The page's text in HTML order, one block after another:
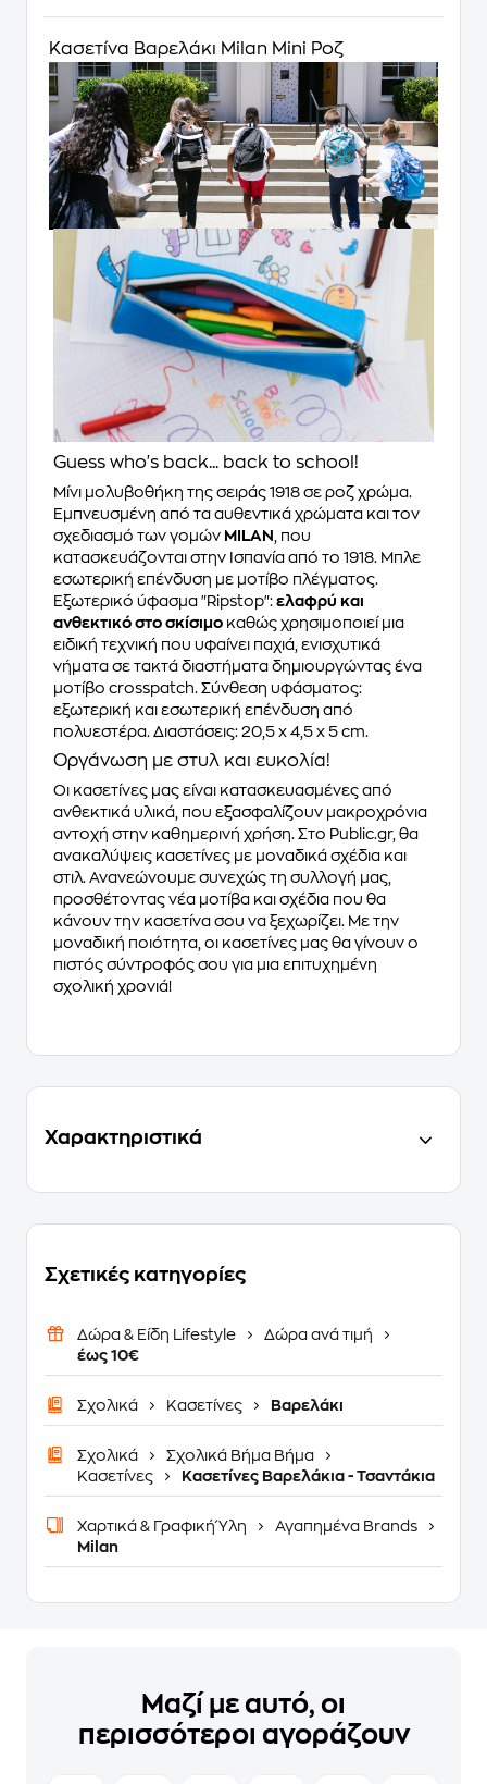
Κασετίνα Βαρελάκι Milan Mini Ροζ
Guess who's back... back to school!
Μίνι μολυβοθήκη της σειράς 1918 σε ροζ χρώμα.
Εμπνευσμένη από τα αυθεντικά χρώματα και τον
σχεδιασμό των γομών MILAN
, που
κατασκευάζονται στην Ισπανία από το 1918. Μπλε
εσωτερική επένδυση με μοτίβο πλέγματος.
Εξωτερικό ύφασμα "Ripstop": ελαφρύ και
ανθεκτικό στο σκίσιμο καθώς χρησιμοποιεί μια
ειδική τεχνική που υφαίνει παχιά, ενισχυτικά
νήματα σε τακτά διαστήματα δημιουργώντας ένα
μοτίβο crosspatch. Σύνθεση υφάσματος:
εξωτερική και εσωτερική επένδυση από
πολυεστέρα. Διαστάσεις: 20,5 x 4,5 x 5 cm.
Οργάνωση με στυλ και ευκολία!
Οι κασετίνες μας είναι κατασκευασμένες από
ανθεκτικά υλικά, που εξασφαλίζουν μακροχρόνια
αντοχή στην καθημερινή χρήση. Στο Public.gr, θα
ανακαλύψεις κασετίνες με μοναδικά σχέδια και
στιλ. Ανανεώνουμε συνεχώς τη συλλογή μας,
προσθέτοντας νέα μοτίβα και σχέδια που θα
κάνουν την κασετίνα σου να ξεχωρίζει. Με την
μοναδική ποιότητα, οι κασετίνες μας θα γίνουν ο
πιστός σύντροφός σου για μια επιτυχημένη
σχολική χρονιά!
Χαρακτηριστικά
Σχετικές κατηγορίες
Δώρα & Είδη Lifestyle
Δώρα ανά τιμή
έως 10€
Σχολικά Κασετίνες Βαρελάκι
Σχολικά
Σχολικά Βήμα Βήμα
Κασετίνες
Κασετίνες Βαρελάκια - Τσαντάκια
Χαρτικά & Γραφική Ύλη
Αγαπημένα Brands
Milan
Μαζί με αυτό, οι
περισσότεροι αγοράζουν